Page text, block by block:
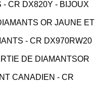
OR JAUNE ET
DE DIAMANTSOR